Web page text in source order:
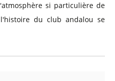
si particulière de
du club andalou se